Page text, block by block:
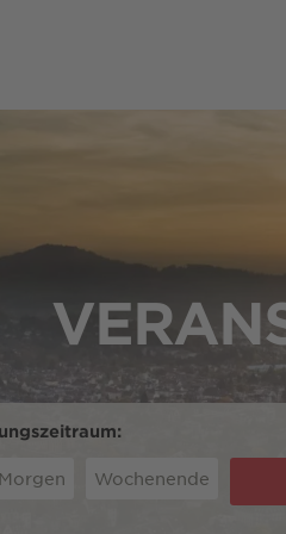
Morgen Wochenende